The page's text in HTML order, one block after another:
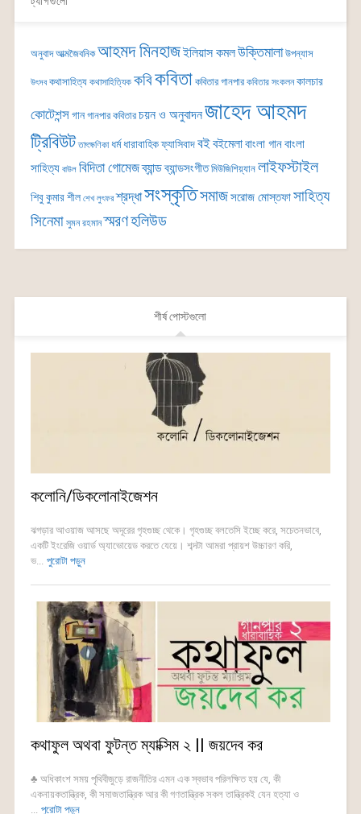
অনুবাদ আত্মজৈবনিক আহমদ মিনহাজইলিয়াস কমলউক্তিমালা উপন্যাস
উৎসব কথাসাহিত্য কথাসাহিত্যিক কবিকবিতা কবিতার গানপার কবিতার সংকলন কালচার
কোটেশন্সগান গানপার কবিতার চয়ন ও অনুবাদনজাহেদ আহমদ
ট্রিবিউট তাৎক্ষণিকা ধর্ম ধারাবাহিকফ্যাসিবাদবইবইমেলাবাংলা গানবাংলা
সাহিত্য বাউল বিদিতা গোমেজব্যান্ডব্যান্ডসংগীত মিউজিশিয়্যান লাইফস্টাইল
শিবু কুমার শীল শেখ লুৎফর শ্রদ্ধাসংস্কৃতিসমাজসরোজ মোস্তফাসাহিত্য
সিনেমা সুমন রহমান স্মরণহলিউড
শীর্ষ পোস্টগুলো
কলোনি/ডিকলোনাইজেশন
ঝগড়ার আওয়াজ আসছে অদূরের গৃহগুচ্ছ থেকে। গৃহগুচ্ছ বলতেসি ইচ্ছে করে, সচেতনভাবে,
একটি ইংরেজি ওয়ার্ড অ্যাভোয়েড করতে যেয়ে। শব্দটা আমরা প্রায়শ উচ্চারণ করি,
ভ... পুরোটা পড়ুন
কথাফুল অথবা ফুটন্ত ম্যাক্সিম ২ || জয়দেব কর
♣ অধিকাংশ সময় পৃথিবীজুড়ে রাজনীতির এমন এক স্বভাব পরিলক্ষিত হয় যে, কী
একনায়কতান্ত্রিক, কী সমাজতান্ত্রিক আর কী গণতান্ত্রিক সকল তান্ত্রিকই যেন হত্যা ও
... পুরোটা পড়ুন